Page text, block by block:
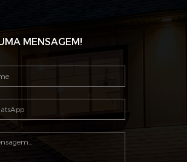
MENSAGEM!